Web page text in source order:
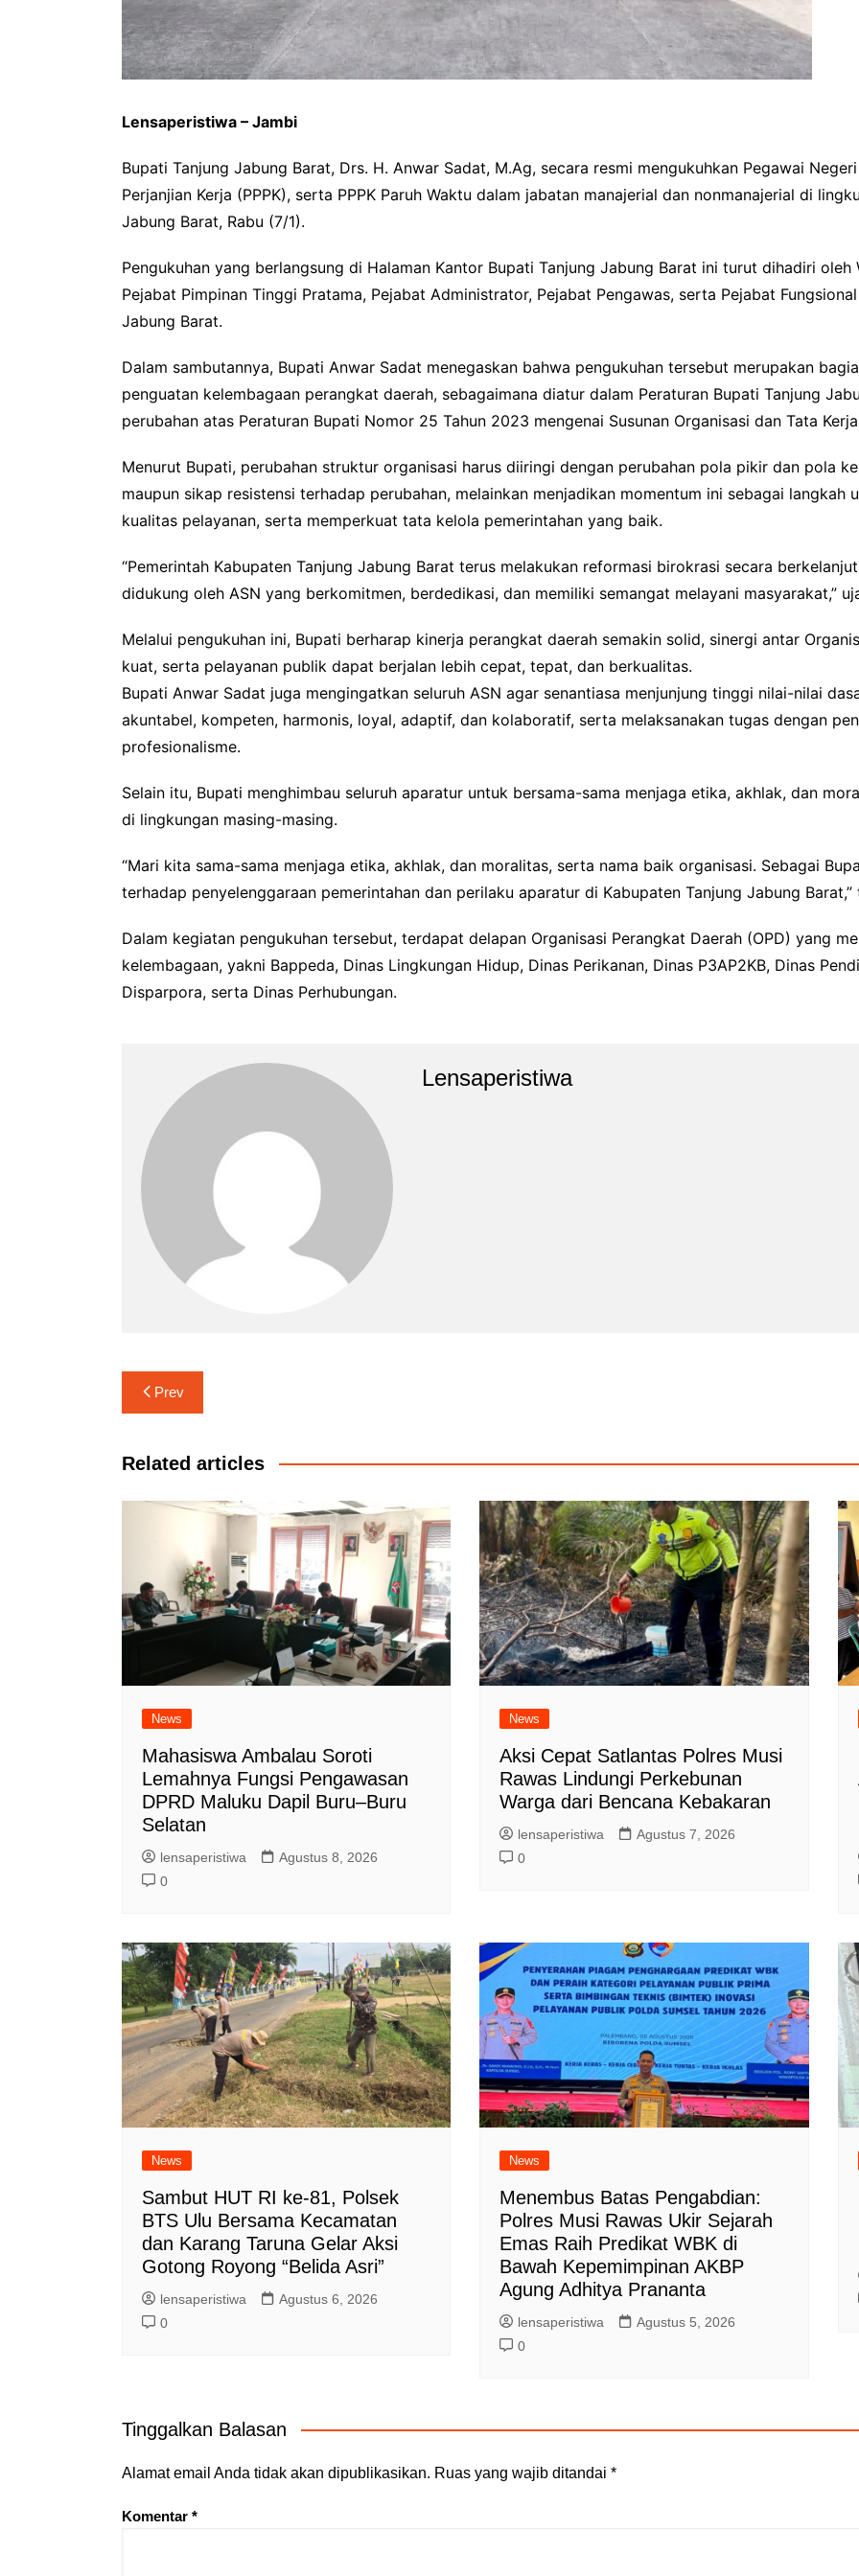
Lensaperistiwa – Jambi
Bupati Tanjung Jabung Barat, Drs. H. Anwar Sadat, M.Ag, secara resmi mengukuhkan Pegawai
Perjanjian Kerja (PPPK), serta PPPK Paruh Waktu dalam jabatan manajerial dan nonmanajerial di
Jabung Barat, Rabu (7/1).
Pengukuhan yang berlangsung di Halaman Kantor Bupati Tanjung Jabung Barat ini turut dihadiri oleh
Pejabat Pimpinan Tinggi Pratama, Pejabat Administrator, Pejabat Pengawas, serta Pejabat
Jabung Barat.
Dalam sambutannya, Bupati Anwar Sadat menegaskan bahwa pengukuhan tersebut merupakan
penguatan kelembagaan perangkat daerah, sebagaimana diatur dalam Peraturan Bupati Tanjung
perubahan atas Peraturan Bupati Nomor 25 Tahun 2023 mengenai Susunan Organisasi dan Tata
Menurut Bupati, perubahan struktur organisasi harus diiringi dengan perubahan pola pikir dan pola
maupun sikap resistensi terhadap perubahan, melainkan menjadikan momentum ini sebagai langkah
kualitas pelayanan, serta memperkuat tata kelola pemerintahan yang baik.
“Pemerintah Kabupaten Tanjung Jabung Barat terus melakukan reformasi birokrasi secara
didukung oleh ASN yang berkomitmen, berdedikasi, dan memiliki semangat melayani masyarakat,”
Melalui pengukuhan ini, Bupati berharap kinerja perangkat daerah semakin solid, sinergi antar
kuat, serta pelayanan publik dapat berjalan lebih cepat, tepat, dan berkualitas.
Bupati Anwar Sadat juga mengingatkan seluruh ASN agar senantiasa menjunjung tinggi nilai-nilai
akuntabel, kompeten, harmonis, loyal, adaptif, dan kolaboratif, serta melaksanakan tugas dengan
profesionalisme.
Selain itu, Bupati menghimbau seluruh aparatur untuk bersama-sama menjaga etika, akhlak, dan
di lingkungan masing-masing.
“Mari kita sama-sama menjaga etika, akhlak, dan moralitas, serta nama baik organisasi. Sebagai
terhadap penyelenggaraan pemerintahan dan perilaku aparatur di Kabupaten Tanjung Jabung Barat,”
Dalam kegiatan pengukuhan tersebut, terdapat delapan Organisasi Perangkat Daerah (OPD) yang
kelembagaan, yakni Bappeda, Dinas Lingkungan Hidup, Dinas Perikanan, Dinas P3AP2KB, Dinas
Disparpora, serta Dinas Perhubungan.
Lensaperistiwa
Navigasi
pos
Prev
Related articles
News
Mahasiswa Ambalau Soroti
Lemahnya Fungsi Pengawasan
DPRD Maluku Dapil Buru–Buru
Selatan
lensaperistiwa
Agustus 8, 2026
0
News
Aksi Cepat Satlantas Polres Musi
Rawas Lindungi Perkebunan
Warga dari Bencana Kebakaran
lensaperistiwa
Agustus 7, 2026
0
News
Sambut HUT RI ke-81, Polsek
BTS Ulu Bersama Kecamatan
dan Karang Taruna Gelar Aksi
Gotong Royong “Belida Asri”
lensaperistiwa
Agustus 6, 2026
0
News
Menembus Batas Pengabdian:
Polres Musi Rawas Ukir Sejarah
Emas Raih Predikat WBK di
Bawah Kepemimpinan AKBP
Agung Adhitya Prananta
lensaperistiwa
Agustus 5, 2026
0
Tinggalkan Balasan
Alamat email Anda tidak akan dipublikasikan. Ruas yang wajib ditandai *
Komentar *